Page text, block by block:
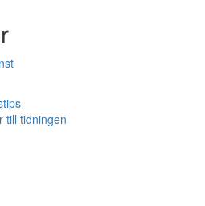
till tidningen